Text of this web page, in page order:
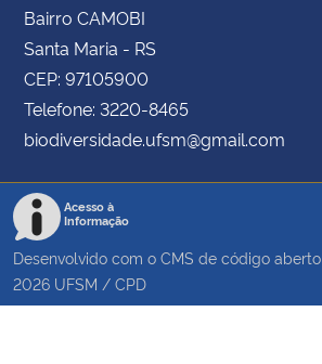
Bairro CAMOBI
Santa Maria - RS
CEP: 97105900
Telefone: 3220-8465
biodiversidade.ufsm@gmail.com
Acesso à
Informação
Desenvolvido com o CMS de código aberto
2026 UFSM / CPD